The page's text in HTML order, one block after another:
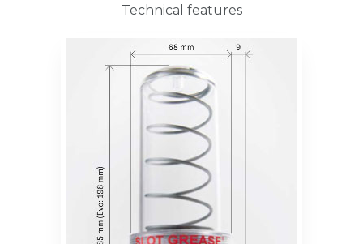
Technical features